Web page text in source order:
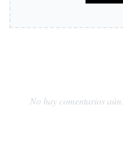
No hay comentarios